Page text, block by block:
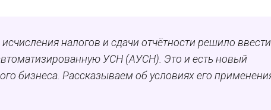
налогов и сдачи отчётности решило
УСН (АУСН). Это и есть новый
бизнеса. Рассказываем об условиях его